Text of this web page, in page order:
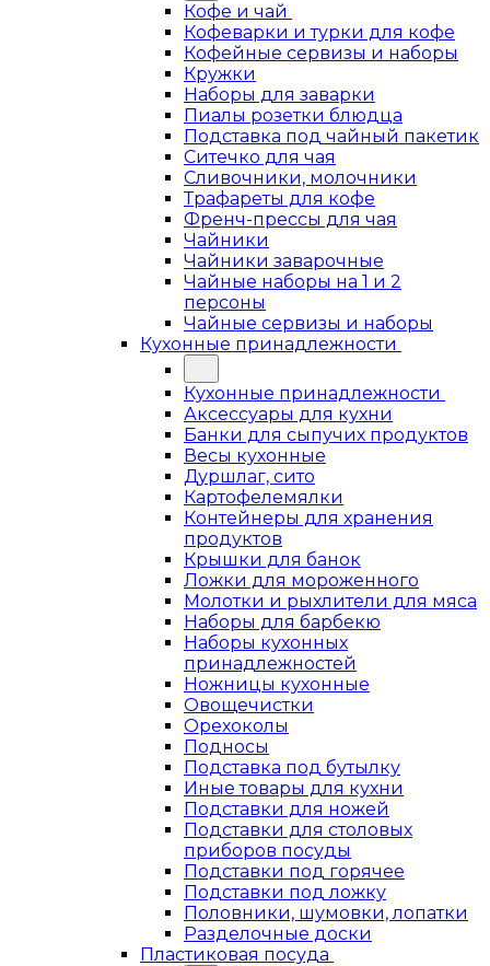
Кофе и чай
Кофеварки и турки для кофе
Кофейные сервизы и наборы
Кружки
Наборы для заварки
Пиалы розетки блюдца
Подставка под чайный пакетик
Ситечко для чая
Сливочники, молочники
Трафареты для кофе
Френч-прессы для чая
Чайники
Чайники заварочные
Чайные наборы на 1 и 2
персоны
Чайные сервизы и наборы
Кухонные принадлежности
Кухонные принадлежности
Аксессуары для кухни
Банки для сыпучих продуктов
Весы кухонные
Дуршлаг, сито
Картофелемялки
Контейнеры для хранения
продуктов
Крышки для банок
Ложки для мороженного
Молотки и рыхлители для мяса
Наборы для барбекю
Наборы кухонных
принадлежностей
Ножницы кухонные
Овощечистки
Орехоколы
Подносы
Подставка под бутылку
Иные товары для кухни
Подставки для ножей
Подставки для столовых
приборов посуды
Подставки под горячее
Подставки под ложку
Половники, шумовки, лопатки
Разделочные доски
Пластиковая посуда